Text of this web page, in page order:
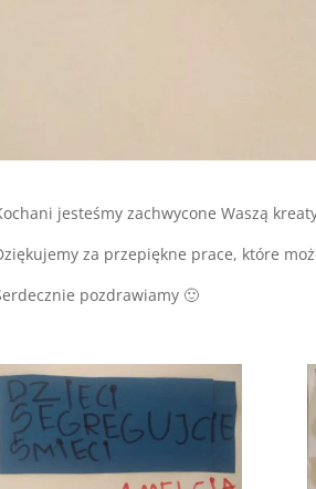
jesteśmy zachwycone Waszą
za przepiękne prace, które
pozdrawiamy 🙂